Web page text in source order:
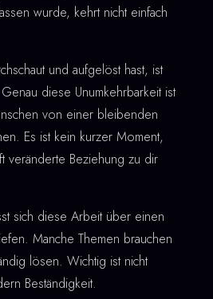
wurde, kehrt nicht einfach
und aufgelöst hast, ist
diese Unumkehrbarkeit ist
von einer bleibenden
Es ist kein kurzer Moment,
veränderte Beziehung zu dir
sich diese Arbeit über einen
Manche Themen brauchen
lösen. Wichtig ist nicht
Beständigkeit.